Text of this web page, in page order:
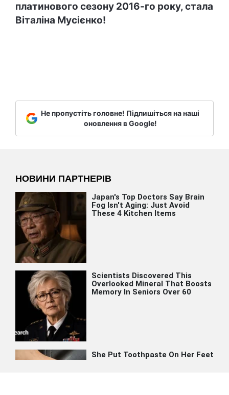
платинового сезону 2016-го року, стала
Віталіна Мусієнко!
Не пропустіть головне! Підпишіться на наші
оновлення в Google!